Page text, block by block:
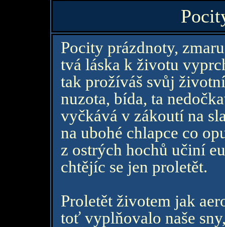
Pocity prázdnoty,
tvá láska k životu
tak prožíváš svůj
nuzota, bída, ta
vyčkává v zákoutí na
na ubohé chlapce co
z ostrých hochů učiní
chtějíc se jen proletět.
Proletět životem jak
toť vyplňovalo naše